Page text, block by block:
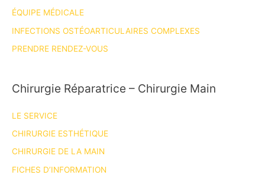
2025
ÉQUIPE MÉDICALE
INFECTIONS OSTÉOARTICULAIRES COMPLEXES
PRENDRE RENDEZ-VOUS
Chirurgie Réparatrice – Chirurgie Main
LE SERVICE
CHIRURGIE ESTHÉTIQUE
CHIRURGIE DE LA MAIN
FICHES D’INFORMATION